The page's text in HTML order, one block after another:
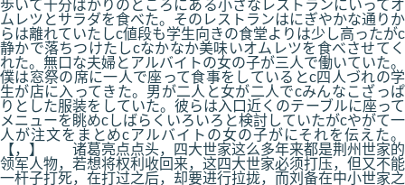
歩いて十分ばかりのところにある小さなレストランにいってオ
ムレツとサラダを食べた。そのレストランはにぎやかな通りか
らは離れていたしc値段も学生向きの食堂よりは少し高ったがc
静かで落ちつけたしcなかなか美味いオムレツを食べさせてく
れた。無口な夫婦とアルバイトの女の子が三人で働いていた。
僕は窓祭の席に一人で座って食事をしているとc四人づれの学
生が店に入ってきた。男が二人と女が二人でcみんなこざっぱ
りとした服装をしていた。彼らは入口近くのテーブルに座って
メニューを眺めcしばらくいろいろと検討していたがcやがて一
人が注文をまとめcアルバイトの女の子がにそれを伝えた。
【，】 诸葛亮点点头，四大世家这么多年来都是荆州世家的
领军人物，若想将权利收回来，这四大世家必须打压，但又不能
一杆子打死，在打过之后，却要进行拉拢，而刘备在中小世家之